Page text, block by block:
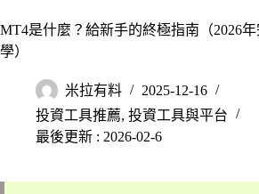
MT4是什麼？給新手的終極指南（2026
學）
米拉有料
2025-12-16
投資工具推薦, 投資工具與平台
最後更新 : 2026-02-6